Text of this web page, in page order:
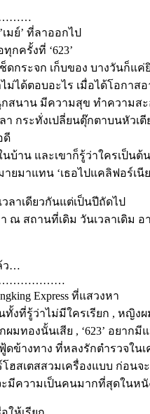
มย์’ ที่ลาออกไป
กครั้งที่ ‘623’
ดกระจก เก็บของ บางวันก็แค่
ม่ได้ตอบอะไร เมื่อได้โอกาส
กสนาน มีความสุข ทำความส
า กระทั่งเปลี่ยนตุ๊กตาบนหัวเตี
ดี
บ้าน และเขาก็รู้ว่าใครเป็นต้
ยมาแทน ‘เธอไปแคลิฟอร์เนี
ลาเดียวกันแต่เป็นปีถัดไป
ณ สถานที่เดิม วันเวลาเดิม อ
ว…
Express ที่แสวงหา
ทั้งที่รู้ว่าไม่มีใครเรียก , หญิง
มทองนั้นเสีย , ‘623’ อยากมี
ข้างทาง ที่หลงรักตำรวจในเ
ฮสเตสสวมเครื่องแบบ ก่อนจ
มีความเป็นคนมากที่สุดในหนั